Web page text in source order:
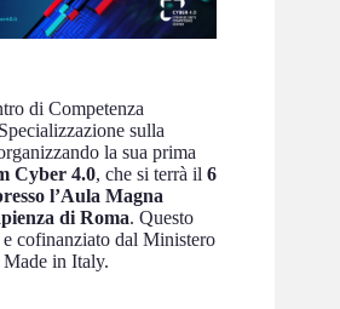
di Competenza
sulla
la sua prima
Cyber 4.0, che si terrà il 6
l’Aula Magna
di Roma. Questo
e cofinanziato dal Ministero
Made in Italy.